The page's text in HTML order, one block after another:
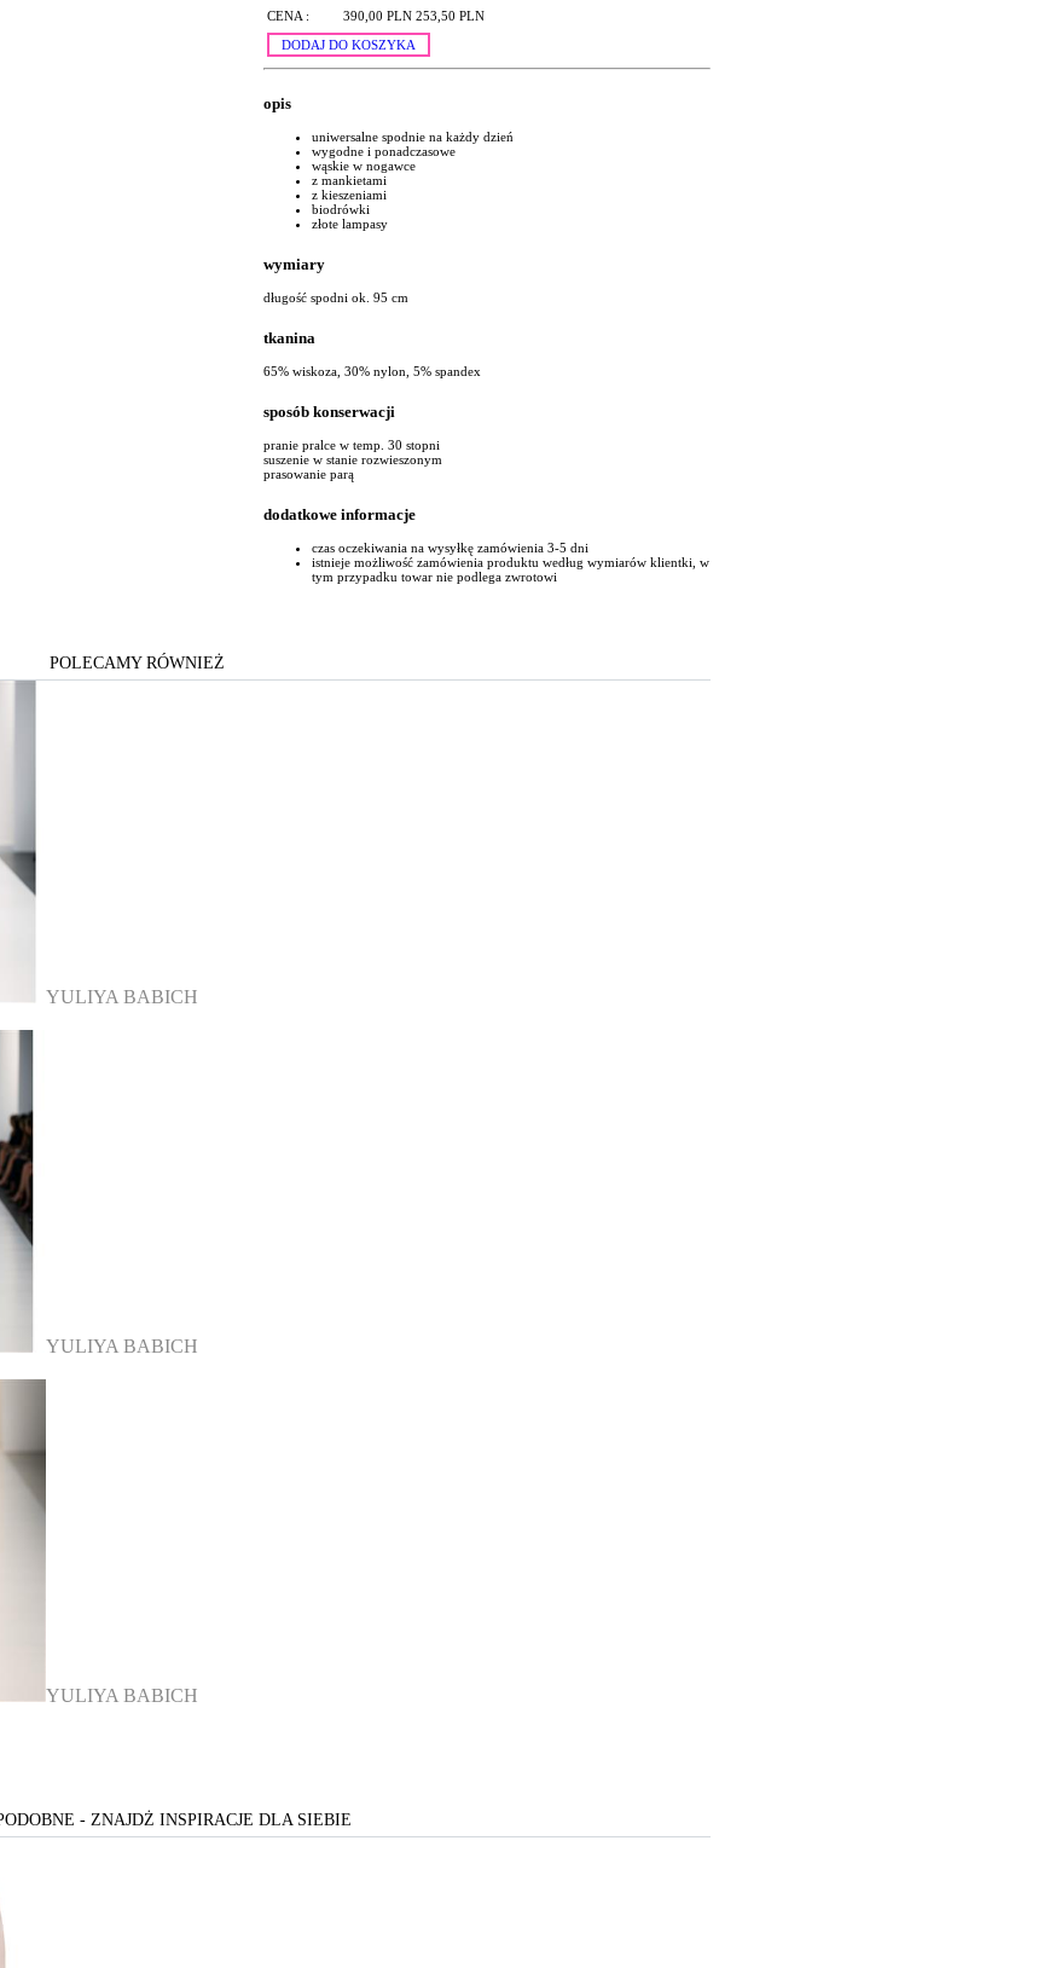
CENA : 390,00 PLN 253,50 PLN
DODAJ DO KOSZYKA
opis
uniwersalne spodnie na każdy dzień
wygodne i ponadczasowe
wąskie w nogawce
z mankietami
z kieszeniami
biodrówki
złote lampasy
wymiary
długość spodni ok. 95 cm
tkanina
65% wiskoza, 30% nylon, 5% spandex
sposób konserwacji
pranie pralce w temp. 30 stopni
suszenie w stanie rozwieszonym
prasowanie parą
dodatkowe informacje
czas oczekiwania na wysyłkę zamówienia 3-5 dni
istnieje możliwość zamówienia produktu według wymiarów klientki, w
tym przypadku towar nie podlega zwrotowi
POLECAMY RÓWNIEŻ
YULIYA BABICH
YULIYA BABICH
YULIYA BABICH
- ZNAJDŻ INSPIRACJE DLA SIEBIE